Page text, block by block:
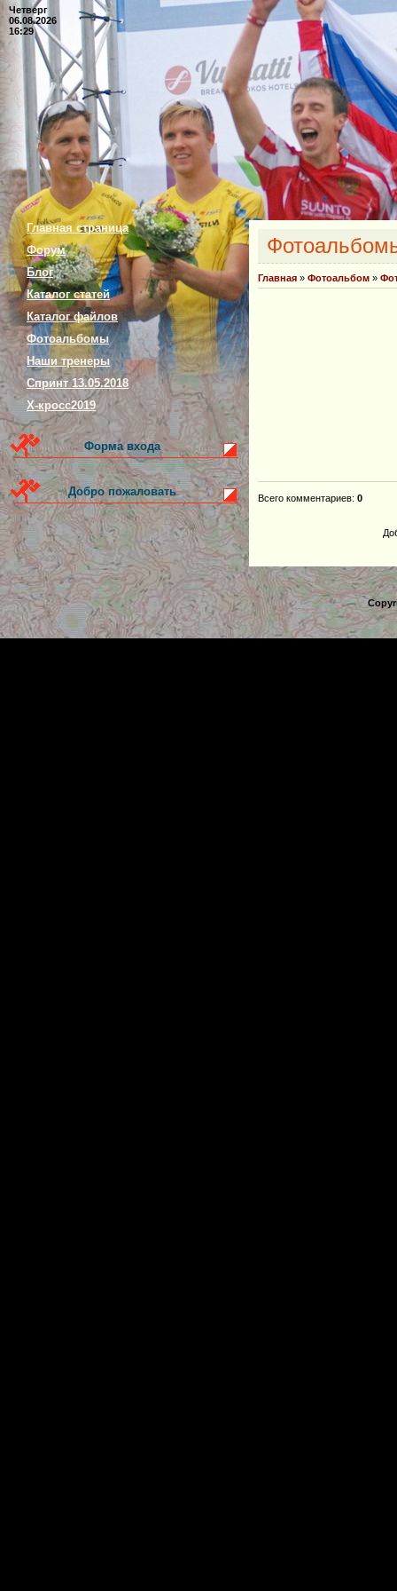
Четверг
06.08.2026
16:29
Главная страница
Форум
Блог
Каталог статей
Каталог файлов
Фотоальбомы
Наши тренеры
Спринт 13.05.2018
Х-кросс2019
Форма входа
Добро пожаловать
Главная » Фотоальбом »
Всего комментариев: 0